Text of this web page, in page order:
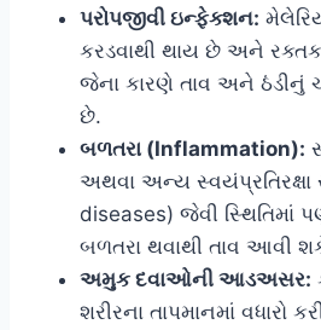
પરોપજીવી ઇન્ફેક્શન:
કરડવાથી થાય છે અને
જેના કારણે તાવ અને ઠંડીનું
છે.
બળતરા (Inflammation):
અથવા અન્ય સ્વયંપ્રતિરક્ષા
diseases) જેવી સ્થિતિમાં
બળતરા થવાથી તાવ આવી
અમુક દવાઓની આડઅસર:
શરીરના તાપમાનમાં વધારો